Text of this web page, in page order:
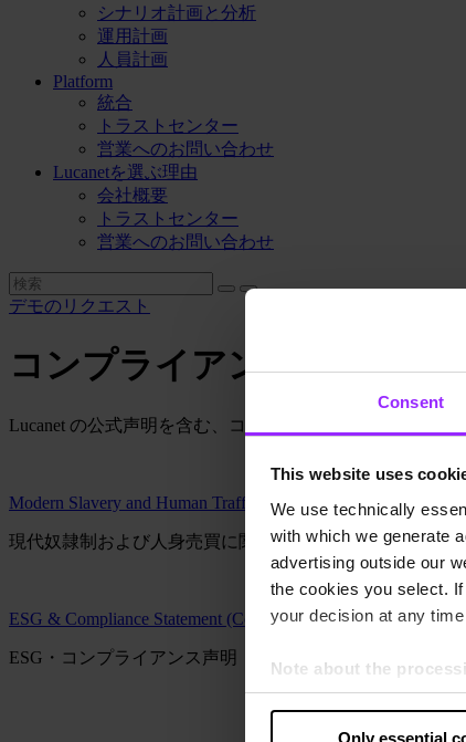
Consent
This website uses
We use technically
with which we generate
advertising outside our
the cookies you select.
your decision at any
Note about the
By clicking “Allow all
Only essential
シナリオ計画と分析
運用計画
人員計画
Platform
統合
トラストセンター
営業へのお問い合わせ
Lucanetを選ぶ理由
会社概要
トラストセンター
営業へのお問い合わせ
デモのリクエスト
コンプライアンス情報
Lucanet の公式声明を含む、コンプライアンスへの取り
Modern Slavery and Human Trafficking Statement
現代奴隷制および人身売買に関する声明
ESG & Compliance Statement (Code of Conduct)
ESG・コンプライアンス声明（行動規範）